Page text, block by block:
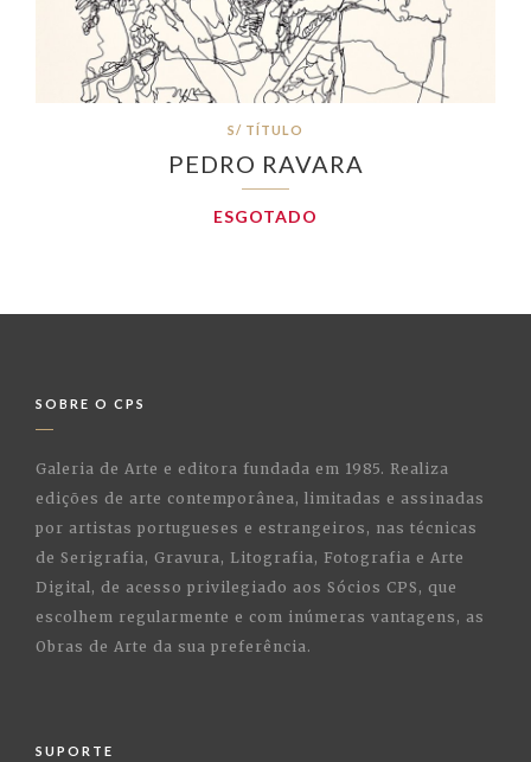
S/ TÍTULO
PEDRO RAVARA
ESGOTADO
SOBRE O CPS
Galeria de Arte e editora fundada em 1985. Realiza
edições de arte contemporânea, limitadas e assinadas
por artistas portugueses e estrangeiros, nas técnicas
de Serigrafia, Gravura, Litografia, Fotografia e Arte
Digital, de acesso privilegiado aos Sócios CPS, que
escolhem regularmente e com inúmeras vantagens, as
Obras de Arte da sua preferência.
SUPORTE